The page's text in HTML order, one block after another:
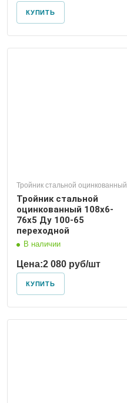
КУПИТЬ
Тройник стальной оцинкованный
Тройник стальной
оцинкованный 108х6-
76х5 Ду 100-65
переходной
В наличии
Цена:2 080 руб/шт
КУПИТЬ